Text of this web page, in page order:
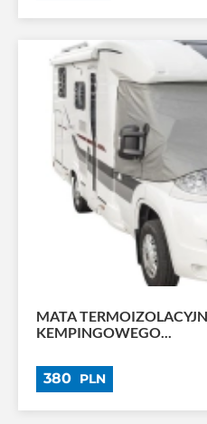
MATA
KEMPINGOWEGO...
380 PLN